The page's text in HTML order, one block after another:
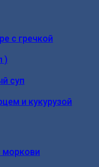
с гречкой
)
суп
и кукурузой
моркови